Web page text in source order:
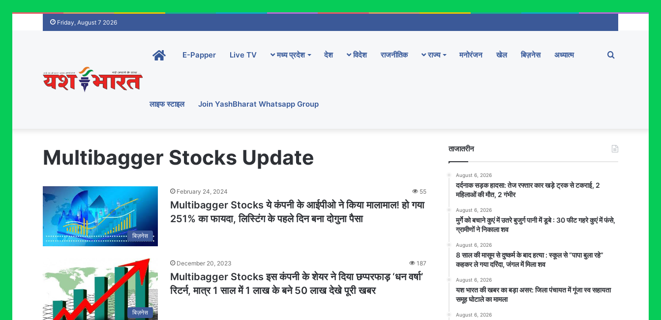
Friday, August 7 2026
Home-
main
E-Papper Live TV मध्य प्रदेश देश विदेश राजनीतिक राज्य मनोरंजन खेल बिज़नेस अध्यात्म
लाइफ स्टाइल Join YashBharat Whatsapp Group
Search
Multibagger Stocks Update
बिज़नेस
February 24, 2024 55
Multibagger Stocks ये कंपनी के आईपीओ ने किया मालामाल! हो गया
251% का फायदा, लिस्टिंग के पहले दिन बना दोगुना पैसा
बिज़नेस
December 20, 2023 187
Multibagger Stocks इस कंपनी के शेयर ने दिया छप्परफाड़ ‘धन वर्षा’
रिटर्न, मात्र 1 साल में 1 लाख के बने 50 लाख देखे पूरी खबर
ताजातरीन
August 6, 2026
दर्दनाक सड़क हादसा: तेज रफ्तार कार खड़े ट्रक से टकराई, 2
महिलाओं की मौत, 2 गंभीर
August 6, 2026
मुर्गे को बचाने कुएं में उतरे बुजुर्ग पानी में डूबे : 30 फीट गहरे कुएं में फंसे,
ग्रामीणों ने निकाला शव
August 6, 2026
8 साल की मासूम से दुष्कर्म के बाद हत्या : स्कूल से “पापा बुला रहे”
कहकर ले गया दरिंदा, जंगल में मिला शव
August 6, 2026
यश भारत की खबर का बड़ा असर: जिला पंचायत में गूंजा स्व सहायता
समूह घोटाले का मामला
August 6, 2026